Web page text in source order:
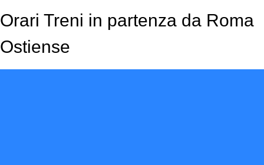
Orari Treni in partenza da Roma
Ostiense